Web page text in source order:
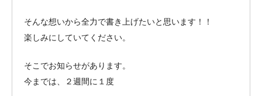
そんな想いから全力で書き上げたいと思います！！
楽しみにしていてください。
そこでお知らせがあります。
今までは、２週間に１度